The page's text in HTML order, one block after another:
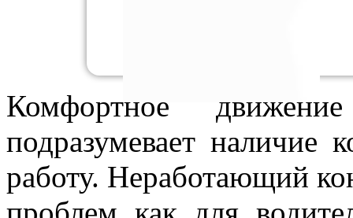
Комфортное
подразумевает наличие
работу. Неработающий